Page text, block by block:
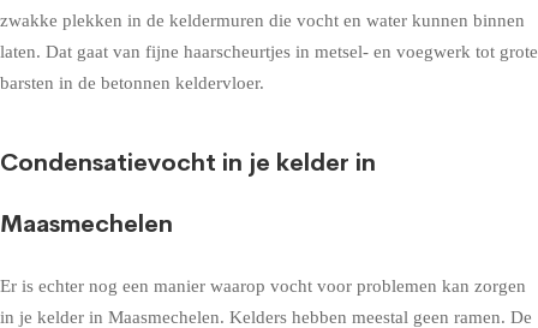
zwakke plekken in de keldermuren die vocht en water kunnen binnen
laten. Dat gaat van fijne haarscheurtjes in metsel- en voegwerk tot grote
barsten in de betonnen keldervloer.
Condensatievocht in je kelder in
Maasmechelen
Er is echter nog een manier waarop vocht voor problemen kan zorgen
in je kelder in Maasmechelen. Kelders hebben meestal geen ramen. De